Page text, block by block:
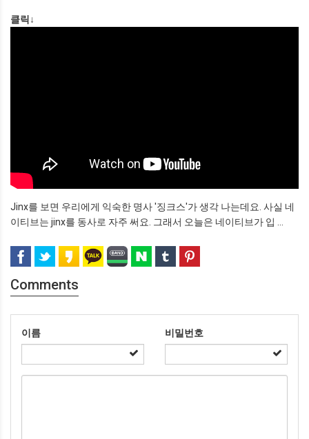
클릭↓
Jinx를 보면 우리에게 익숙한 명사 '징크스'가 생각 나는데요. 사실 네
이티브는 jinx를 동사로 자주 써요. 그래서 오늘은 네이티브가 입 ...
Comments
이름 비밀번호